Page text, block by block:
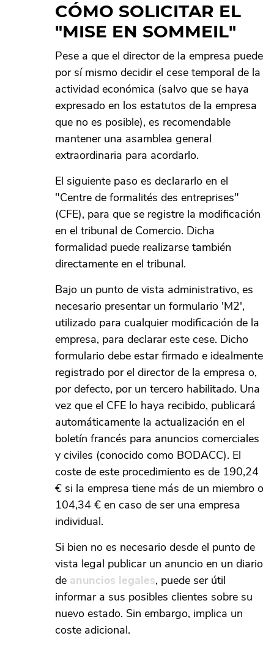
CÓMO SOLICITAR EL
"MISE EN SOMMEIL"
Pese a que el director de la empresa puede
por sí mismo decidir el cese temporal de la
actividad económica (salvo que se haya
expresado en los estatutos de la empresa
que no es posible), es recomendable
mantener una asamblea general
extraordinaria para acordarlo.
El siguiente paso es declararlo en el
"Centre de formalités des entreprises"
(CFE), para que se registre la modificación
en el tribunal de Comercio. Dicha
formalidad puede realizarse también
directamente en el tribunal.
Bajo un punto de vista administrativo, es
necesario presentar un formulario 'M2',
utilizado para cualquier modificación de la
empresa, para declarar este cese. Dicho
formulario debe estar firmado e idealmente
registrado por el director de la empresa o,
por defecto, por un tercero habilitado. Una
vez que el CFE lo haya recibido, publicará
automáticamente la actualización en el
boletín francés para anuncios comerciales
y civiles (conocido como BODACC). El
coste de este procedimiento es de 190,24
€ si la empresa tiene más de un miembro o
104,34 € en caso de ser una empresa
individual.
Si bien no es necesario desde el punto de
vista legal publicar un anuncio en un diario
de anuncios legales, puede ser útil
informar a sus posibles clientes sobre su
nuevo estado. Sin embargo, implica un
coste adicional.